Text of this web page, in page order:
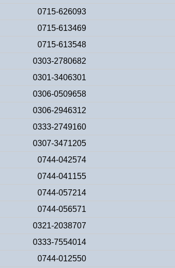
0715-626093
0715-613469
0715-613548
0303-2780682
0301-3406301
0306-0509658
0306-2946312
0333-2749160
0307-3471205
0744-042574
0744-041155
0744-057214
0744-056571
0321-2038707
0333-7554014
0744-012550